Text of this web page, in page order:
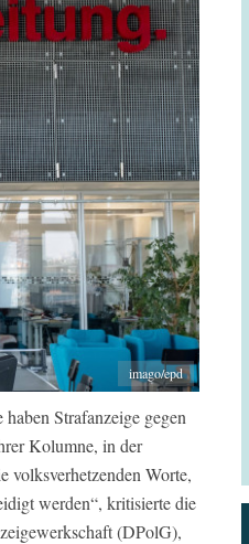
imago/epd
Strafanzeige gegen
Kolumne, in der
volksverhetzenden Worte,
werden“, kritisierte die
(DPolG),